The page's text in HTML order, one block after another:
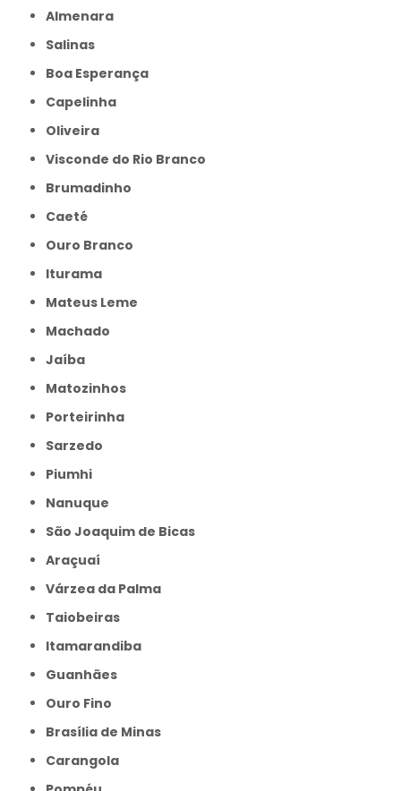
Almenara
Salinas
Boa Esperança
Capelinha
Oliveira
Visconde do Rio Branco
Brumadinho
Caeté
Ouro Branco
Iturama
Mateus Leme
Machado
Jaíba
Matozinhos
Porteirinha
Sarzedo
Piumhi
Nanuque
São Joaquim de Bicas
Araçuaí
Várzea da Palma
Taiobeiras
Itamarandiba
Guanhães
Ouro Fino
Brasília de Minas
Carangola